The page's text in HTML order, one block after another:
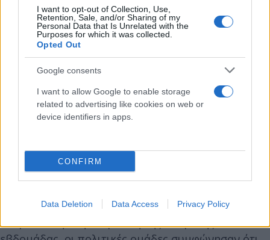
I want to opt-out of Collection, Use,
Retention, Sale, and/or Sharing of my
Personal Data that Is Unrelated with the
Purposes for which it was collected.
Opted Out
Google consents
I want to allow Google to enable storage
related to advertising like cookies on web or
device identifiers in apps.
CONFIRM
Data Deletion Data Access Privacy Policy
προσκληθεί ο Ανδρουλάκης - παραδόξως, με την
υποστήριξη των Πρασίνων. Ο Χάιντε ανέφερε
επίσης ότι ήταν «παράλογο» για τους
ευρωβουλευτές να αποφασίσουν να διερευνήσουν
τα γεγονότα στην Ελλάδα «αλλά όχι να καλέσουν
έναν από τα κύρια πρόσωπα που επηρεάστηκαν».
«Λοιπόν, τι συμβαίνει;» διερωτάται το Politico. «Οι
Ανδρουλάκη στην ακρόαση, καθώς θέλουν επίσης
να ακούσουν τους Καταλανούς αυτονομιστές
να παραβιάστηκαν. Έτσι, αντί να έχουν τον
Ανδρουλάκη στην ακρόαση της επόμενης